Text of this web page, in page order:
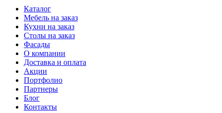
Каталог
Мебель на заказ
Кухни на заказ
Столы на заказ
Фасады
О компании
Доставка и оплата
Акции
Портфолио
Партнеры
Блог
Контакты